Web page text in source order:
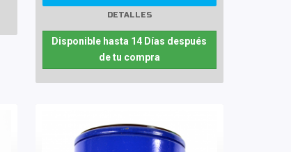
DETALLES
Disponible hasta 14 Días después
de tu compra